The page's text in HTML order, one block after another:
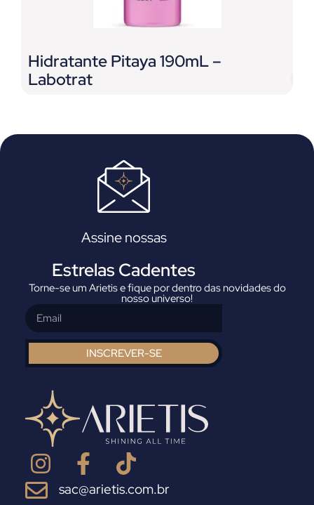
Hidratante Pitaya 190mL –
Labotrat
Assine nossas
Estrelas Cadentes
Torne-se um Arietis e fique por dentro das novidades do
nosso universo!
INSCREVER-SE
sac@arietis.com.br